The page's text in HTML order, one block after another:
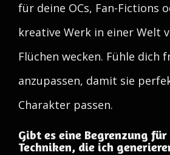
für deine OCs, Fan-Fictions
kreative Werk in einer Welt
Flüchen wecken. Fühle dich
anzupassen, damit sie
Charakter passen.
Gibt es eine Begrenzung
Techniken, die ich